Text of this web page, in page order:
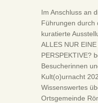
Im Anschluss an
Führungen durch
kuratierte
ALLES NUR
PERSPEKTIVE?
Besucherinnen
Kult(o)urnacht
Wissenswertes
Ortsgemeinde